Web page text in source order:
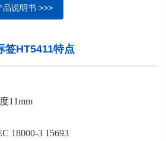
品说明书 >>>
签HT5411特点
11mm
18000-3 15693